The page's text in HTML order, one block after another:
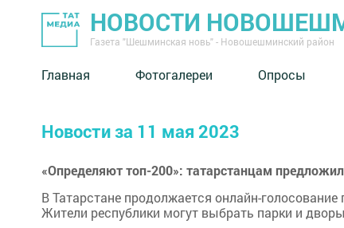
НОВОСТИ
Газета "Шешминская новь" - Новошешминский район
Главная Фотогалереи Опросы
Новости за 11 мая 2023
«Определяют топ-200»: татарстанцам
В Татарстане продолжается онлайн-
Жители республики могут выбрать парки и